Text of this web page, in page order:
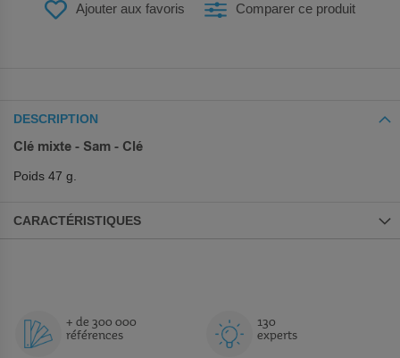
Ajouter aux favoris Comparer ce produit
DESCRIPTION
Clé mixte - Sam - Clé
Poids 47 g.
CARACTÉRISTIQUES
+ de 300 000
références
130
experts